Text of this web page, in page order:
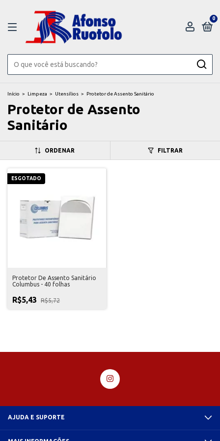
0
Início > Limpeza > Utensílios > Protetor de Assento Sanitário
Protetor de Assento
Sanitário
ORDENAR FILTRAR
ESGOTADO
Protetor De Assento Sanitário
Columbus - 40 folhas
R$5,43 R$5,72
AJUDA E SUPORTE